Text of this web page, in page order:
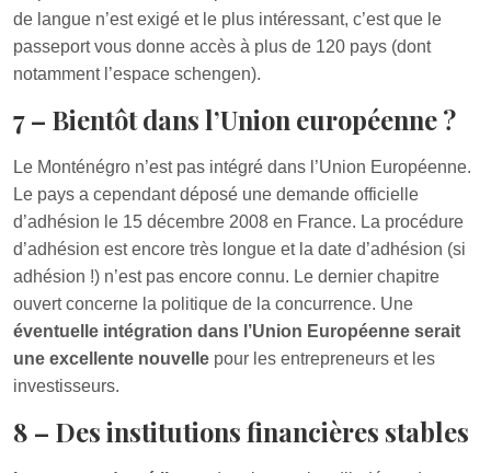
de langue n’est exigé et le plus intéressant, c’est que le
passeport vous donne accès à plus de 120 pays (dont
notamment l’espace schengen).
7 – Bientôt dans l’Union européenne ?
Le Monténégro n’est pas intégré dans l’Union Européenne.
Le pays a cependant déposé une demande officielle
d’adhésion le 15 décembre 2008 en France. La procédure
d’adhésion est encore très longue et la date d’adhésion (si
adhésion !) n’est pas encore connu. Le dernier chapitre
ouvert concerne la politique de la concurrence. Une
éventuelle intégration dans l’Union Européenne serait
une excellente nouvelle pour les entrepreneurs et les
investisseurs.
8 – Des institutions financières stables